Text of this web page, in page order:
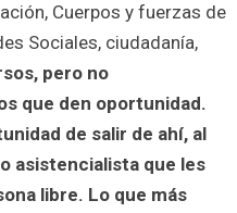
Cuerpos y fuerzas de
Sociales, ciudadanía,
pero no
que den oportunidad.
de salir de ahí, al
asistencialista que les
libre. Lo que más